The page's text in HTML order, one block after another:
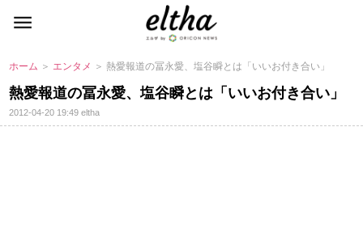
ホーム ＞ エンタメ ＞ 熱愛報道の冨永愛、塩谷瞬とは「いいお付き合い」
熱愛報道の冨永愛、塩谷瞬とは「いいお付き合い」
2012-04-20 19:49eltha